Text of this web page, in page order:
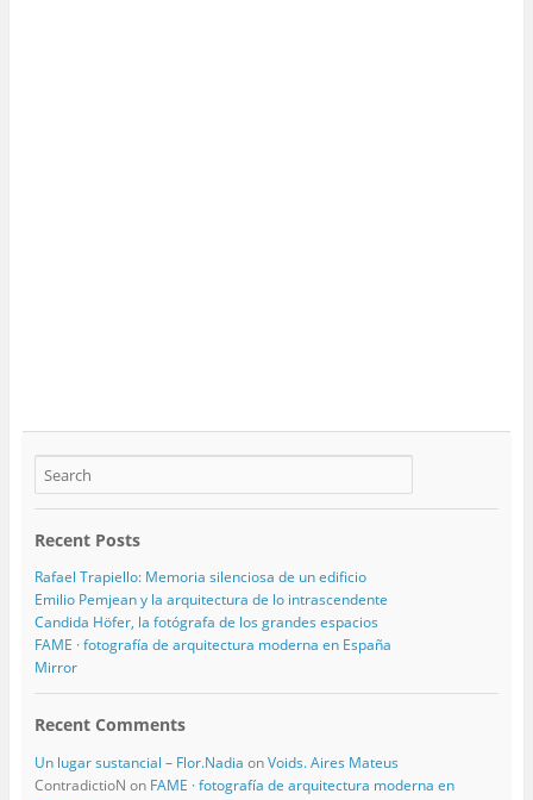
Recent Posts
Rafael Trapiello: Memoria silenciosa de un edificio
Emilio Pemjean y la arquitectura de lo intrascendente
Candida Höfer, la fotógrafa de los grandes espacios
FAME · fotografía de arquitectura moderna en España
Mirror
Recent Comments
Un lugar sustancial – Flor.Nadia onVoids. Aires Mateus
ContradictioN on FAME · fotografía de arquitectura moderna en